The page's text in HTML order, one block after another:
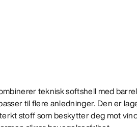
teknisk softshell med
til flere anledninger. Den er
stoff som beskytter deg mot